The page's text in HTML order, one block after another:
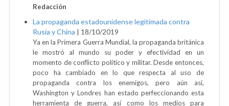
Redacción
La propaganda estadounidense legitimada contra
Rusia y China | 18/10/2019
Ya en la Primera Guerra Mundial, la propaganda británica
le mostró al mundo su poder y efectividad en un
momento de conflicto político y militar. Desde entonces,
poco ha cambiado en lo que respecta al uso de
propaganda contra los enemigos, pero aún así,
Washington y Londres han estado perfeccionando esta
herramienta de guerra, así como los medios para